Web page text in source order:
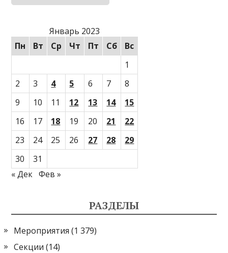
Январь 2023
Пн
Вт Ср Чт Пт Сб
Вс
1
2
3 4 5 6 7
8
9
10 11 12 13 14
15
16
17 18 19 20 21
22
23
24 25 26 27 28
29
30
31
« Дек Фев »
РАЗДЕЛЫ
Мероприятия (1 379)
Секции (14)